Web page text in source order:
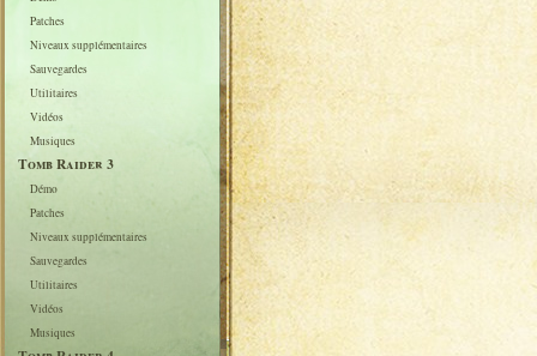
Patches
Niveaux supplémentaires
Sauvegardes
Utilitaires
Vidéos
Musiques
Tomb Raider 3
Démo
Patches
Niveaux supplémentaires
Sauvegardes
Utilitaires
Vidéos
Musiques